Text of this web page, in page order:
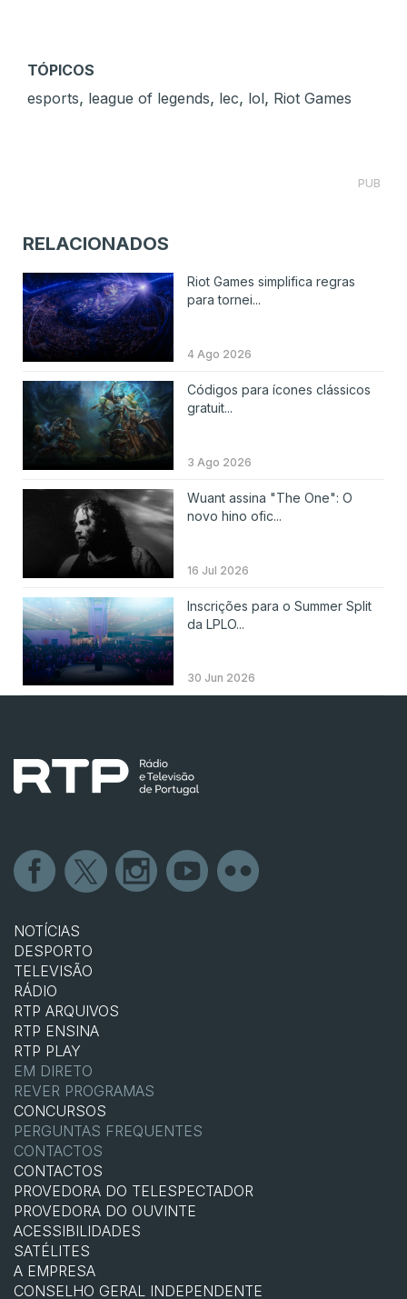
TÓPICOS
esports, league of legends, lec, lol, Riot Games
PUB
RELACIONADOS
Riot Games simplifica regras
para tornei...
4 Ago 2026
Códigos para ícones clássicos
gratuit...
3 Ago 2026
Wuant assina "The One": O
novo hino ofic...
16 Jul 2026
Inscrições para o Summer Split
da LPLO...
30 Jun 2026
NOTÍCIAS
DESPORTO
TELEVISÃO
RÁDIO
RTP ARQUIVOS
RTP ENSINA
RTP PLAY
EM DIRETO
REVER PROGRAMAS
CONCURSOS
PERGUNTAS FREQUENTES
CONTACTOS
CONTACTOS
PROVEDORA DO TELESPECTADOR
PROVEDORA DO OUVINTE
ACESSIBILIDADES
SATÉLITES
A EMPRESA
CONSELHO GERAL INDEPENDENTE